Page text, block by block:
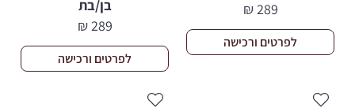
289
₪
לפרטים ורכישה
בן/בת
289
₪
לפרטים ורכישה